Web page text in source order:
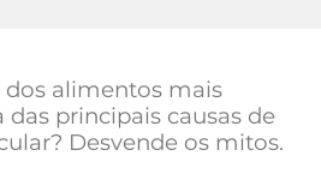
Estimação
dos alimentos mais
principais causas de
Desvende os mitos.